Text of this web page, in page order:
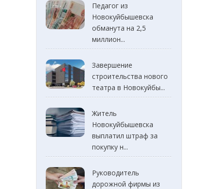
Педагог из
Новокуйбышевска
обманута на 2,5
миллион...
Завершение
строительства нового
театра в Новокуйбы...
Житель
Новокуйбышевска
выплатил штраф за
покупку н...
Руководитель
дорожной фирмы из